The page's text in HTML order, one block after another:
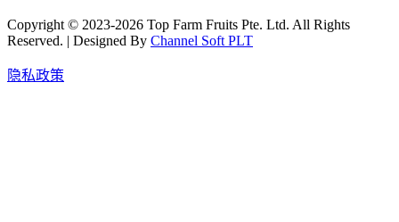
Copyright © 2023-2026 Top Farm Fruits Pte. Ltd. All Rights
Reserved. | Designed By Channel Soft PLT
隐私政策